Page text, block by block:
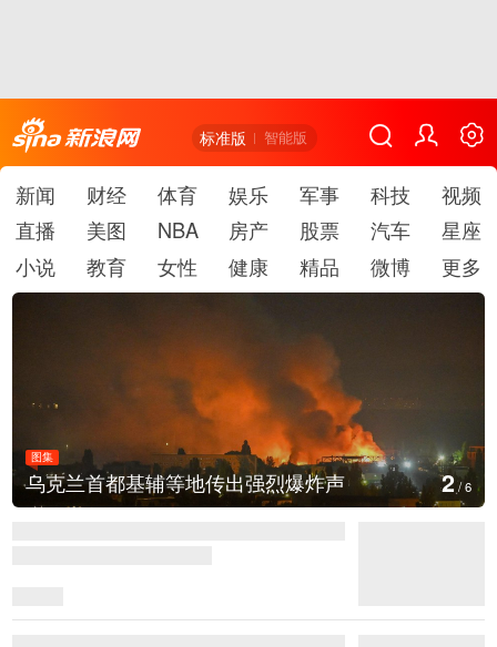
标准版 智能版
新闻 财经 体育 娱乐 军事 科技
视频
直播
美图 NBA 房产 股票 汽车
星座
小说
教育 女性 健康 精品 微博 更多
图集
乌克兰首都基辅等地传出强烈爆炸声 2/6